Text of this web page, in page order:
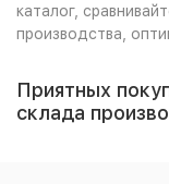
каталог,
производства,
Приятных
склада